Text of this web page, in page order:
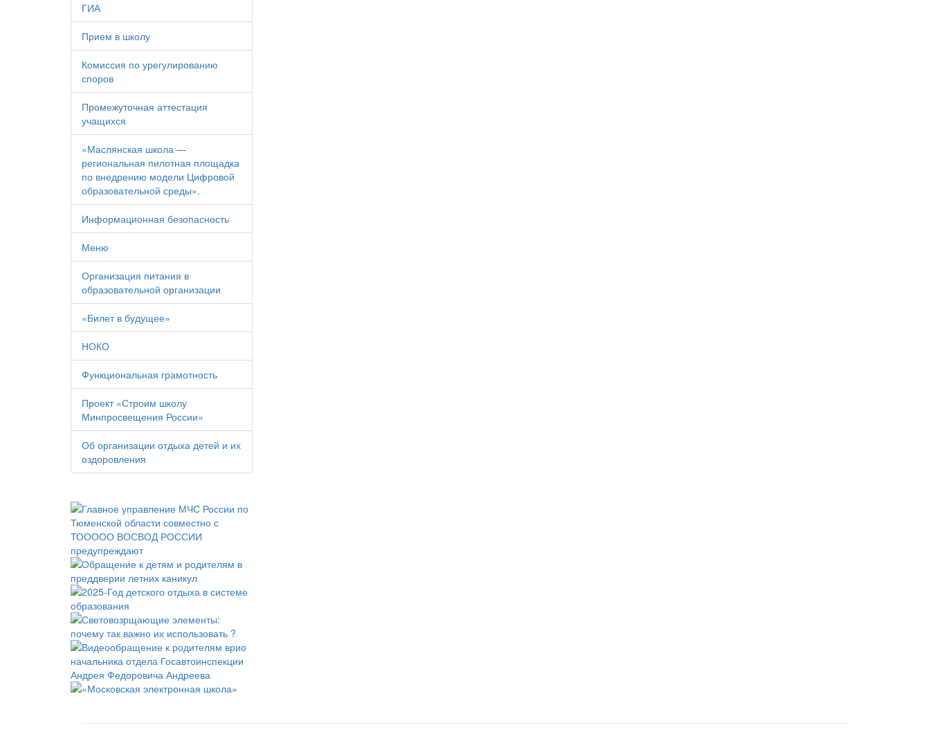
ГИА
Прием в школу
Комиссия по урегулированию
споров
Промежуточная аттестация
учащихся
«Маслянская школа —
региональная пилотная площадка
по внедрению модели Цифровой
образовательной среды».
Информационная безопасность
Меню
Организация питания в
образовательной организации
«Билет в будущее»
НОКО
Функциональная грамотность
Проект «Строим школу
Минпросвещения России»
Об организации отдыха детей и их
оздоровления